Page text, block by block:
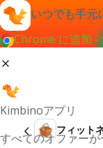
いつでも手元
Chrome に追加 -
Kimbinoアプリ
すべてのオファー
フィット